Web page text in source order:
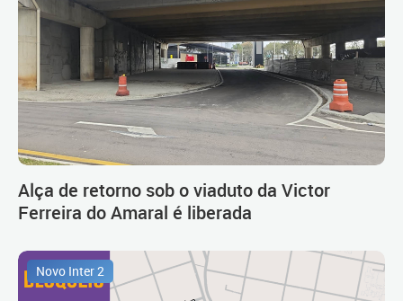
Alça de retorno sob o viaduto da Victor
Ferreira do Amaral é liberada
Novo Inter 2